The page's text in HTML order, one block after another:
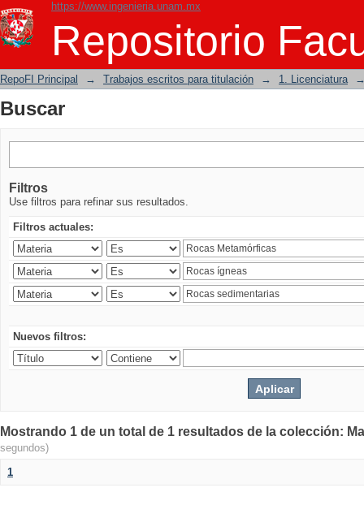
https://www.ingenieria.unam.mx
Repositorio
Buscar
RepoFI Principal → Trabajos escritos para titulación → 1. Licenciatura
Buscar
Filtros
Use filtros para refinar sus resultados.
Filtros actuales:
Nuevos filtros:
Mostrando 1 de un total de 1 resultados de la colección:
segundos)
1